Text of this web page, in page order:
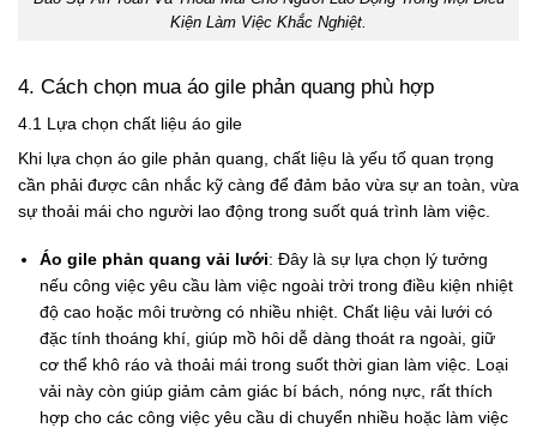
Kiện Làm Việc Khắc Nghiệt.
4. Cách chọn mua áo gile phản quang phù hợp
4.1 Lựa chọn chất liệu áo gile
Khi lựa chọn áo gile phản quang, chất liệu là yếu tố quan trọng
cần phải được cân nhắc kỹ càng để đảm bảo vừa sự an toàn, vừa
sự thoải mái cho người lao động trong suốt quá trình làm việc.
Áo gile phản quang vải lưới: Đây là sự lựa chọn lý tưởng
nếu công việc yêu cầu làm việc ngoài trời trong điều kiện nhiệt
độ cao hoặc môi trường có nhiều nhiệt. Chất liệu vải lưới có
đặc tính thoáng khí, giúp mồ hôi dễ dàng thoát ra ngoài, giữ
cơ thể khô ráo và thoải mái trong suốt thời gian làm việc. Loại
vải này còn giúp giảm cảm giác bí bách, nóng nực, rất thích
hợp cho các công việc yêu cầu di chuyển nhiều hoặc làm việc